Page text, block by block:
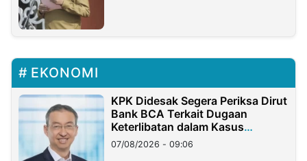
EKONOMI
KPK Didesak Segera Periksa Dirut
Bank BCA Terkait Dugaan
Keterlibatan dalam Kasus
Hilangnya Dana Nasabah Rp2,58
Miliar
07/08/2026 - 09:06